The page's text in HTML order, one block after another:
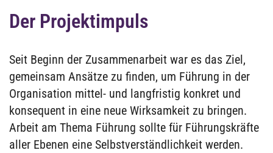
Der Projektimpuls
Seit Beginn der Zusammenarbeit war es das Ziel,
gemeinsam Ansätze zu finden, um Führung in der
Organisation mittel- und langfristig konkret und
konsequent in eine neue Wirksamkeit zu bringen.
Arbeit am Thema Führung sollte für Führungskräfte
aller Ebenen eine Selbstverständlichkeit werden.